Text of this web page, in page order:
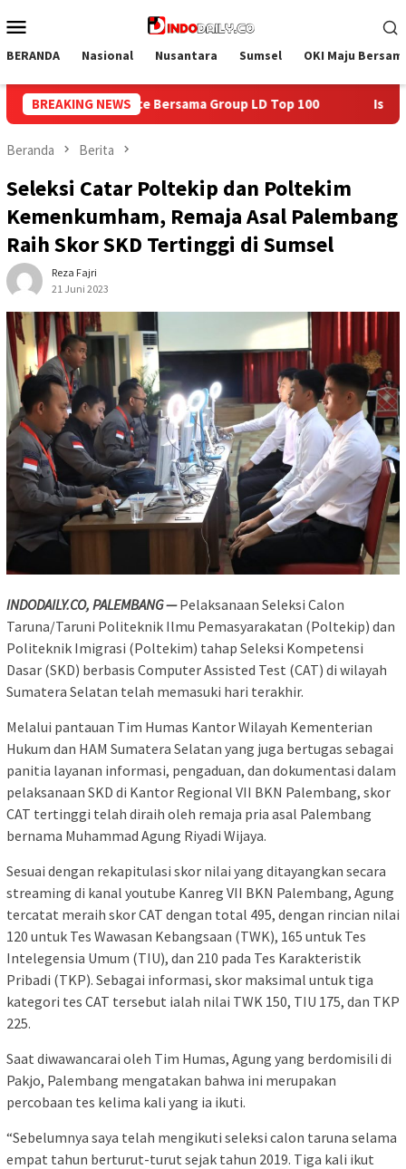
ke
Mobile
BERANDA Nasional Nusantara Sumsel OKI Maju
BREAKING NEWS
LD Top 100 Isi Kemerdekaan dengan Kepedulian,
Beranda Berita
Seleksi Catar Poltekip dan Poltekim
Kemenkumham, Remaja Asal Palembang
Raih Skor SKD Tertinggi di Sumsel
Reza Fajri
21 Juni 2023
INDODAILY.CO, PALEMBANG —Pelaksanaan Seleksi Calon
Taruna/Taruni Politeknik Ilmu Pemasyarakatan (Poltekip) dan
Politeknik Imigrasi (Poltekim) tahap Seleksi Kompetensi
Dasar (SKD) berbasis Computer Assisted Test (CAT) di wilayah
Sumatera Selatan telah memasuki hari terakhir.
Melalui pantauan Tim Humas Kantor Wilayah Kementerian
Hukum dan HAM Sumatera Selatan yang juga bertugas sebagai
panitia layanan informasi, pengaduan, dan dokumentasi dalam
pelaksanaan SKD di Kantor Regional VII BKN Palembang, skor
CAT tertinggi telah diraih oleh remaja pria asal Palembang
bernama Muhammad Agung Riyadi Wijaya.
Sesuai dengan rekapitulasi skor nilai yang ditayangkan secara
streaming di kanal youtube Kanreg VII BKN Palembang, Agung
tercatat meraih skor CAT dengan total 495, dengan rincian nilai
120 untuk Tes Wawasan Kebangsaan (TWK), 165 untuk Tes
Intelegensia Umum (TIU), dan 210 pada Tes Karakteristik
Pribadi (TKP). Sebagai informasi, skor maksimal untuk tiga
kategori tes CAT tersebut ialah nilai TWK 150, TIU 175, dan TKP
225.
Saat diwawancarai oleh Tim Humas, Agung yang berdomisili di
Pakjo, Palembang mengatakan bahwa ini merupakan
percobaan tes kelima kali yang ia ikuti.
“Sebelumnya saya telah mengikuti seleksi calon taruna selama
empat tahun berturut-turut sejak tahun 2019. Tiga kali ikut